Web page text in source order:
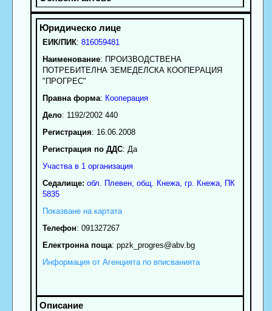
ЕИК/ПИК: 816059481
Наименование: ПРОИЗВОДСТВЕНА
ПОТРЕБИТЕЛНА ЗЕМЕДЕЛСКА КООПЕРАЦИЯ
"ПРОГРЕС"
Правна форма: Кооперация
Дело: 1192/2002 440
Регистрация: 16.06.2008
Регистрация по ДДС: Да
Участва в 1 организация
Седалище: обл. Плевен, общ. Кнежа, гр. Кнежа, ПК
5835
Показване на картата
Телефон: 091327267
Електронна поща: ppzk_progres@abv.bg
Информация от Агенцията по вписванията